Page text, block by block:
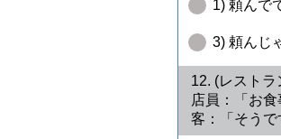
1) 頼んで
3) 頼んじ
12. (レストラ
店員：「お
客：「そう